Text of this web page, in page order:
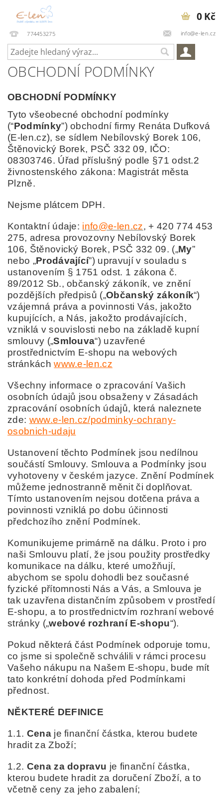
774453275 info@e-len.cz
0 Kč
OBCHODNÍ PODMÍNKY
OBCHODNÍ PODMÍNKY
Tyto všeobecné obchodní podmínky
(“Podmínky”)obchodní firmy Renáta Dufková
(E-len.cz), se sídlem Nebílovský Borek 106,
Štěnovický Borek, PSČ 332 09, IČO:
08303746. Úřad příslušný podle §71 odst.2
živnostenského zákona: Magistrát města
Plzně.
Nejsme plátcem DPH.
Kontaktní údaje: info@e-len.cz, + 420 774 453
275, adresa provozovny Nebílovský Borek
106, Štěnovický Borek, PSČ 332 09. („My”
nebo „Prodávající”) upravují v souladu s
ustanovením § 1751 odst. 1 zákona č.
89/2012 Sb., občanský zákoník, ve znění
pozdějších předpisů („Občanský zákoník“)
vzájemná práva a povinnosti Vás, jakožto
kupujících, a Nás, jakožto prodávajících,
vzniklá v souvislosti nebo na základě kupní
smlouvy („Smlouva“) uzavřené
prostřednictvím E-shopu na webových
stránkách www.e-len.cz
Všechny informace o zpracování Vašich
osobních údajů jsou obsaženy v Zásadách
zpracování osobních údajů, která naleznete
zde: www.e-len.cz/podminky-ochrany-
osobnich-udaju
Ustanovení těchto Podmínek jsou nedílnou
součástí Smlouvy. Smlouva a Podmínky jsou
vyhotoveny v českém jazyce. Znění Podmínek
můžeme jednostranně měnit či doplňovat.
Tímto ustanovením nejsou dotčena práva a
povinnosti vzniklá po dobu účinnosti
předchozího znění Podmínek.
Komunikujeme primárně na dálku. Proto i pro
naši Smlouvu platí, že jsou použity prostředky
komunikace na dálku, které umožňují,
abychom se spolu dohodli bez současné
fyzické přítomnosti Nás a Vás, a Smlouva je
tak uzavřena distančním způsobem v prostředí
E-shopu, a to prostřednictvím rozhraní webové
stránky („webové rozhraní E-shopu“).
Pokud některá část Podmínek odporuje tomu,
co jsme si společně schválili v rámci procesu
Vašeho nákupu na Našem E-shopu, bude mít
tato konkrétní dohoda před Podmínkami
přednost.
NĚKTERÉ DEFINICE
1.1. Cena je finanční částka, kterou budete
hradit za Zboží;
1.2. Cena za dopravu je finanční částka,
kterou budete hradit za doručení Zboží, a to
včetně ceny za jeho zabalení;